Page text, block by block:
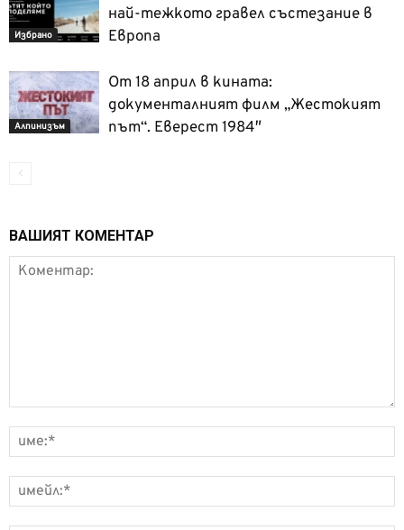
Избрано
най-тежкото гравел състезание в
Европа
Алпинизъм
От 18 април в кината:
документалният филм „Жестокият
път“. Еверест 1984″
ВАШИЯТ КОМЕНТАР